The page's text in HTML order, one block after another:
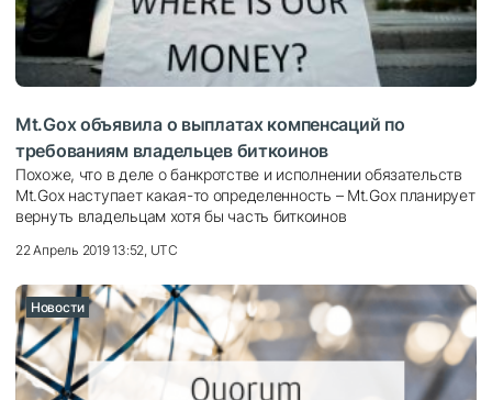
Mt.Gox объявила о выплатах компенсаций по
требованиям владельцев биткоинов
Похоже, что в деле о банкротстве и исполнении обязательств
Mt.Gox наступает какая-то определенность – Mt.Gox планирует
вернуть владельцам хотя бы часть биткоинов
22 Апрель 2019 13:52, UTC
Новости